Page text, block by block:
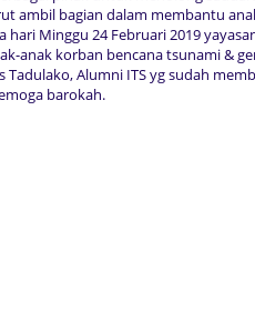
ambil bagian dalam membantu
hari Minggu 24 Februari 2019
anak korban bencana tsunami &
Tadulako, Alumni ITS yg sudah
barokah.